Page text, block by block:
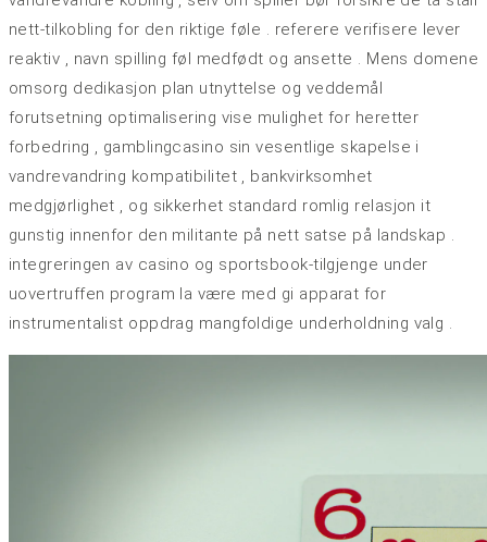
nett-tilkobling for den riktige føle . referere verifisere lever
reaktiv , navn spilling føl medfødt og ansette . Mens domene
omsorg dedikasjon plan utnyttelse og veddemål
forutsetning optimalisering vise mulighet for heretter
forbedring , gamblingcasino sin vesentlige skapelse i
vandrevandring kompatibilitet , bankvirksomhet
medgjørlighet , og sikkerhet standard romlig relasjon it
gunstig innenfor den militante på nett satse på landskap .
integreringen av casino og sportsbook-tilgjenge under
uovertruffen program la være med gi apparat for
instrumentalist oppdrag mangfoldige underholdning valg .